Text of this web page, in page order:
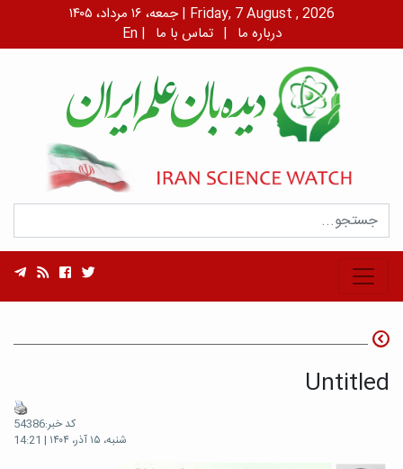
جمعه، ۱۶ مرداد، ۱۴۰۵ | Friday, 7 August , 2026
En | درباره ما | تماس با ما
Untitled
کد خبر:54386
شنبه، ۱۵ آذر، ۱۴۰۴ | 14:21